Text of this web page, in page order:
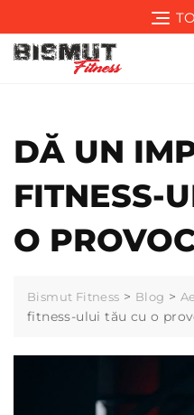
to
content
DĂ UN
FITNESS-
O
Bismut Fitness > Blog >
fitness-ului tău cu o